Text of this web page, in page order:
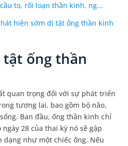
to, rối loạn thần kinh, ng...
hiện sớm dị tật ống thần kinh
tật ống thần
quan trọng đối với sự phát triển
tương lai, bao gồm bộ não,
Ban đầu, ống thần kinh chỉ
28 của thai kỳ nó sẽ gập
dạng như một chiếc ống. Nếu